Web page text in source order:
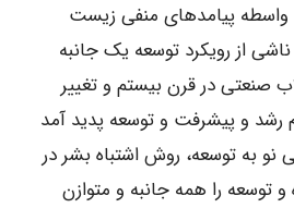
پیامدهای منفی زیست
از رویکرد توسعه یک جانبه
صنعتی در قرن بیستم و تغییر
و پیشرفت و توسعه پدید آمد
نو به توسعه، روش اشتباه بشر در
و توسعه را همه جانبه و متوازن